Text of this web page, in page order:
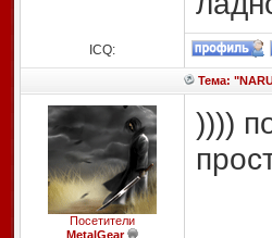
ICQ:
Тема:
Посетители
MetalGear
))))